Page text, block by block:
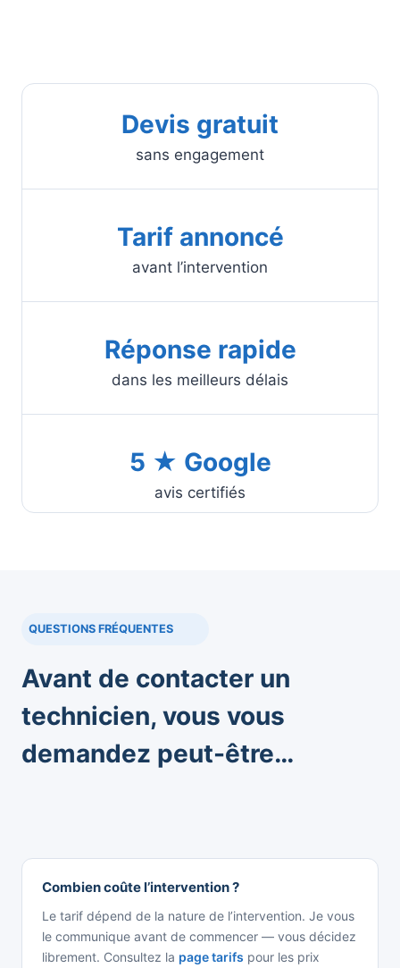
Devis gratuit
sans engagement
Tarif annoncé
avant l’intervention
Réponse rapide
dans les meilleurs délais
5 ★ Google
avis certifiés
QUESTIONS FRÉQUENTES
Avant de contacter un
technicien, vous vous
demandez peut-être…
Combien coûte l’intervention ?
Le tarif dépend de la nature de l’intervention. Je vous
le communique avant de commencer — vous décidez
librement. Consultez la page tarifs pour les prix